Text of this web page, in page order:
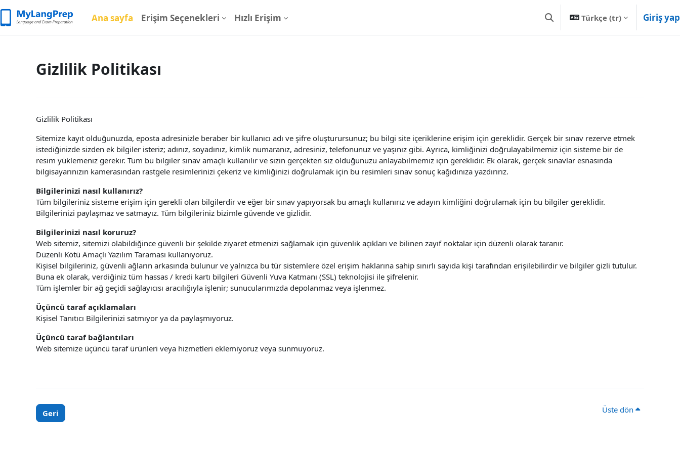
Ana sayfa Erişim Seçenekleri Hızlı Erişim Arama girişini değiştir
Türkçe ‎(tr)‎ Giriş yap
Gizlilik Politikası
Gizlilik Politikası
Sitemize kayıt olduğunuzda, eposta adresinizle beraber bir kullanıcı adı ve şifre oluşturursunuz; bu bilgi site içeriklerine erişim için gereklidir. Gerçek bir sınav rezerve etmek
istediğinizde sizden ek bilgiler isteriz; adınız, soyadınız, kimlik numaranız, adresiniz, telefonunuz ve yaşınız gibi. Ayrıca, kimliğinizi doğrulayabilmemiz için sisteme bir de
resim yüklemeniz gerekir. Tüm bu bilgiler sınav amaçlı kullanılır ve sizin gerçekten siz olduğunuzu anlayabilmemiz için gereklidir. Ek olarak, gerçek sınavlar esnasında
bilgisayarınızın kamerasından rastgele resimlerinizi çekeriz ve kimliğinizi doğrulamak için bu resimleri sınav sonuç kağıdınıza yazdırırız.
Bilgilerinizi nasıl kullanırız?
Tüm bilgileriniz sisteme erişim için gerekli olan bilgilerdir ve eğer bir sınav yapıyorsak bu amaçlı kullanırız ve adayın kimliğini doğrulamak için bu bilgiler gereklidir.
Bilgilerinizi paylaşmaz ve satmayız. Tüm bilgileriniz bizimle güvende ve gizlidir.
Bilgilerinizi nasıl koruruz?
Web sitemiz, sitemizi olabildiğince güvenli bir şekilde ziyaret etmenizi sağlamak için güvenlik açıkları ve bilinen zayıf noktalar için düzenli olarak taranır.
Düzenli Kötü Amaçlı Yazılım Taraması kullanıyoruz.
Kişisel bilgileriniz, güvenli ağların arkasında bulunur ve yalnızca bu tür sistemlere özel erişim haklarına sahip sınırlı sayıda kişi tarafından erişilebilirdir ve bilgiler gizli tutulur.
Buna ek olarak, verdiğiniz tüm hassas / kredi kartı bilgileri Güvenli Yuva Katmanı (SSL) teknolojisi ile şifrelenir.
Tüm işlemler bir ağ geçidi sağlayıcısı aracılığıyla işlenir; sunucularımızda depolanmaz veya işlenmez.
Üçüncü taraf açıklamaları
Kişisel Tanıtıcı Bilgilerinizi satmıyor ya da paylaşmıyoruz.
Üçüncü taraf bağlantıları
Web sitemize üçüncü taraf ürünleri veya hizmetleri eklemiyoruz veya sunmuyoruz.
Geri Üste dön